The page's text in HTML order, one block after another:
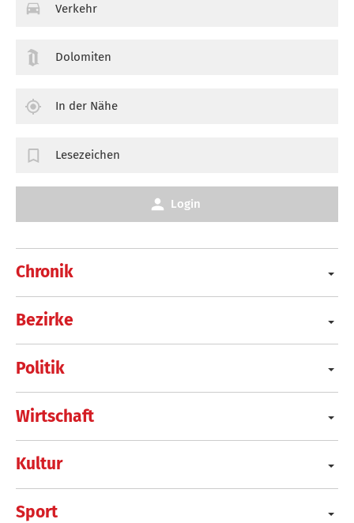
Chronik
Bezirke
Politik
Wirtschaft
Kultur
Sport
Verkehr
Dolomiten
In der Nähe
Lesezeichen
Login